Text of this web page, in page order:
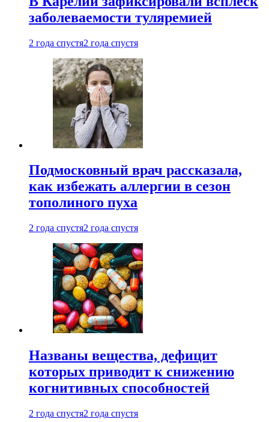
заболеваемости туляремией
2 года спустя2 года спустя
Подмосковный врач рассказала,
как избежать аллергии в сезон
тополиного пуха
2 года спустя2 года спустя
Названы вещества, дефицит
которых приводит к снижению
когнитивных способностей
2 года спустя2 года спустя